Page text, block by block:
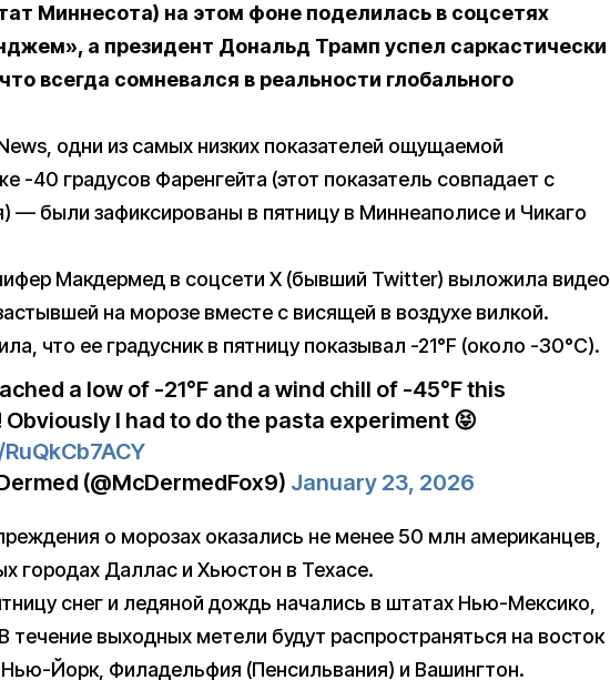
Миннесота) на этом фоне поделилась в соцсетях
а президент Дональд Трамп успел саркастически
всегда сомневался в реальности глобального
одни из самых низких показателей ощущаемой
-40 градусов Фаренгейта (этот показатель совпадает с
— были зафиксированы в пятницу в Миннеаполисе и Чикаго
Макдермед в соцсети X (бывший Twitter) выложила видео
на морозе вместе с висящей в воздухе вилкой.
что ее градусник в пятницу показывал -21°F (около -30°C).
a low of -21°F and a wind chill of -45°F this
Obviously I had to do the pasta experiment 😝
(@McDermedFox9) January 23, 2026
о морозах оказались не менее 50 млн американцев,
городах Даллас и Хьюстон в Техасе.
снег и ледяной дождь начались в штатах Нью-Мексико,
течение выходных метели будут распространяться на восток
Йорк, Филадельфия (Пенсильвания) и Вашингтон.